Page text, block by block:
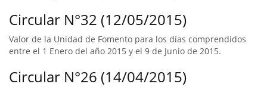
Circular N°32 (12/05/2015)
Valor de la Unidad de Fomento para los días comprendidos
entre el 1 Enero del año 2015 y el 9 de Junio de 2015.
Circular N°26 (14/04/2015)